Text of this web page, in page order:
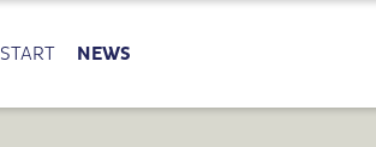
START NEWS